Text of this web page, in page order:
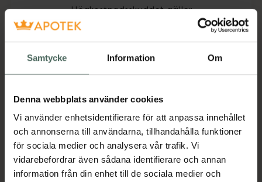
Samtycke Information Om
Denna webbplats använder cookies
Vi använder enhetsidentifierare för att anpassa innehållet
och annonserna till användarna, tillhandahålla funktioner
för sociala medier och analysera vår trafik. Vi
vidarebefordrar även sådana identifierare och annan
information från din enhet till de sociala medier och
Högkostnadsskyddet gäller
158,76 kr
I apotek:158,76 kr
Aktuella erbjudanden
Beskrivning Dölj